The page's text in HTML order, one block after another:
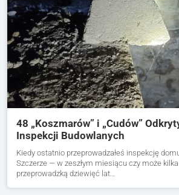
48 „Koszmarów” i „Cudów”
Inspekcji Budowlanych
Kiedy ostatnio przeprowadzałeś inspekcję
Szczerze — w zeszłym miesiącu czy może
przeprowadzką dziewięć lat…